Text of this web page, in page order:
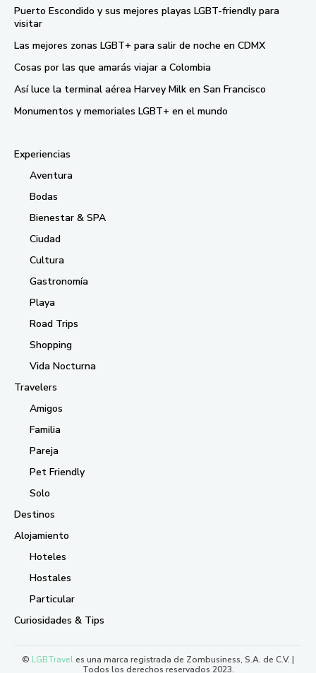
Puerto Escondido y sus mejores playas LGBT-friendly para
visitar
Las mejores zonas LGBT+ para salir de noche en CDMX
Cosas por las que amarás viajar a Colombia
Así luce la terminal aérea Harvey Milk en San Francisco
Monumentos y memoriales LGBT+ en el mundo
Experiencias
Aventura
Bodas
Bienestar & SPA
Ciudad
Cultura
Gastronomía
Playa
Road Trips
Shopping
Vida Nocturna
Travelers
Amigos
Familia
Pareja
Pet Friendly
Solo
Destinos
Alojamiento
Hoteles
Hostales
Particular
Curiosidades & Tips
© LGBTraveles una marca registrada de Zombusiness, S.A. de C.V. |
Todos los derechos reservados 2023.